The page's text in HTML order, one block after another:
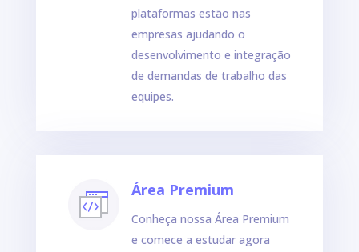
plataformas estão nas
empresas ajudando o
desenvolvimento e integração
de demandas de trabalho das
equipes.
Área Premium
Conheça nossa Área Premium
e comece a estudar agora